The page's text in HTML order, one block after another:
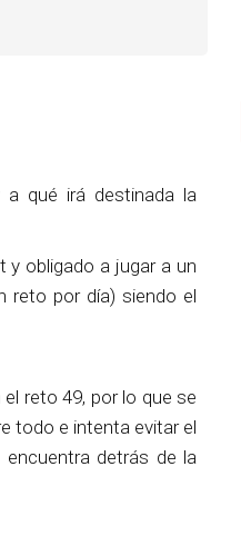
qué irá destinada la
y obligado a jugar a un
reto por día) siendo el
reto 49, por lo que se
todo e intenta evitar el
detrás de la